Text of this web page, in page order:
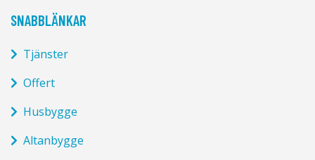
SNABBLÄNKAR
Tjänster
Offert
Husbygge
Altanbygge